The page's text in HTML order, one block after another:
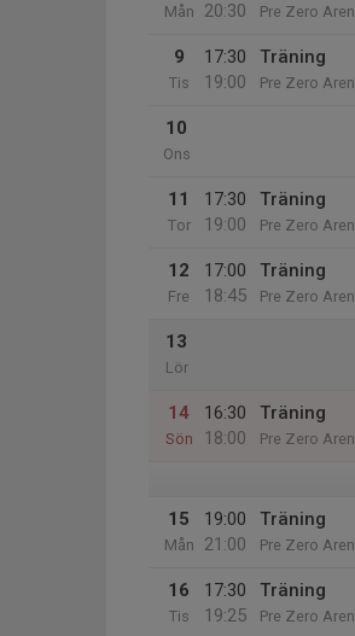
Mån 20:30 Pre Zero
9
Tis
17:30
19:00
Träning
Pre Zero
10
Ons
11
Tor
17:30
19:00
Träning
Pre Zero
12
Fre
17:00
18:45
Träning
Pre Zero
13
Lör
14
Sön
16:30
18:00
Träning
Pre Zero
15
Mån
19:00
21:00
Träning
Pre Zero
16
Tis
17:30
19:25
Träning
Pre Zero